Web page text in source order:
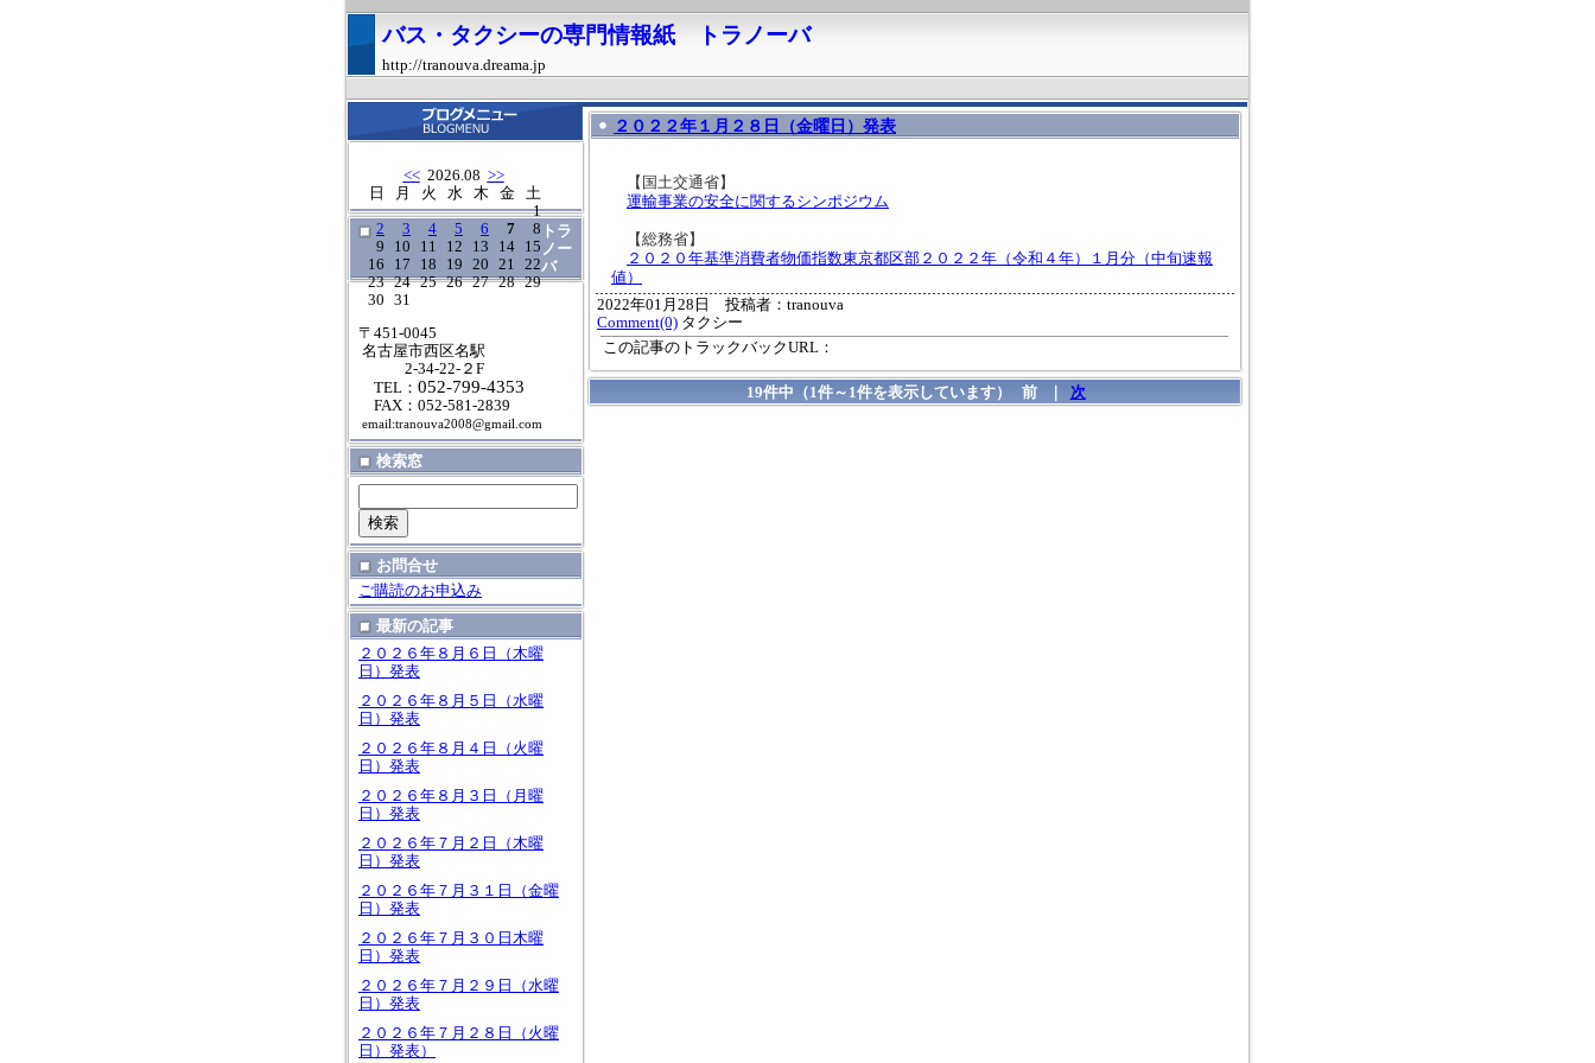
バス・タクシーの専門情報紙 トラノーバ
http://tranouva.dreama.jp
<<2026.08 >>
日
2
9
16
23
30
月
3
10
17
24
31
火
4
11
18
25
水
5
12
19
26
木
6
13
20
27
金
7
14
21
28
土
1
8
15
22
29
トラ
ノー
バ
〒451-0045
名古屋市西区名駅
2-34-22-２F
TEL： 052-799-4353
FAX：052-581-2839
email:tranouva2008@gmail.com
検索窓
お問合せ
ご購読のお申込み
最新の記事
２０２６年８月６日（木曜
日）発表
２０２６年８月５日（水曜
日）発表
２０２６年８月４日（火曜
日）発表
２０２６年８月３日（月曜
日）発表
２０２６年７月２日（木曜
日）発表
２０２６年７月３１日（金曜
日）発表
２０２６年７月３０日木曜
日）発表
２０２６年７月２９日（水曜
日）発表
２０２６年７月２８日（火曜
日）発表）
２０２２年１月２８日（金曜日）発表
【国土交通省】
運輸事業の安全に関するシンポジウム
【総務省】
２０２０年基準消費者物価指数東京都区部２０２２年（令和４年）１月分（中旬速報
値）
2022年01月28日 投稿者：tranouva
Comment(0) タクシー
この記事のトラックバックURL：
19件中（1件～1件を表示しています） 前 ｜ 次